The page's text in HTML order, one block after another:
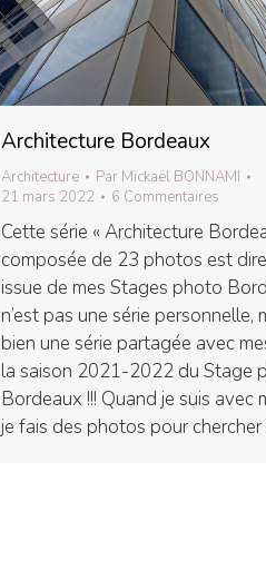
Architecture Bordeaux
Architecture Par Mickaël BONNAMI
21 mars 2022
6 Commentaires
Cette série « Architecture
composée de 23 photos est
issue de mes Stages photo
n’est pas une série personnelle,
bien une série partagée avec
la saison 2021-2022 du Stage
Bordeaux !!! Quand je suis avec
je fais des photos pour